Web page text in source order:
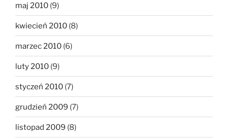
maj 2010 (9)
kwiecień 2010 (8)
marzec 2010 (6)
luty 2010 (9)
styczeń 2010 (7)
grudzień 2009 (7)
listopad 2009 (8)